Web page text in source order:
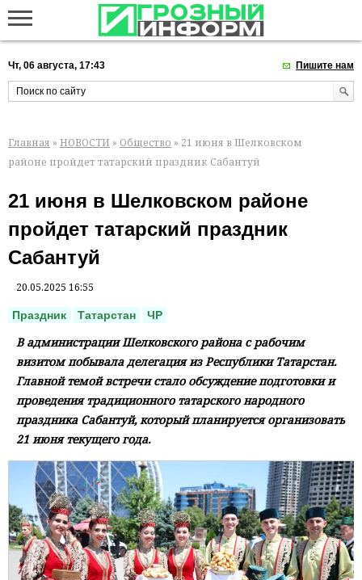
Чт, 06 августа, 17:43 Пишите нам
Главная » НОВОСТИ » Общество » 21 июня в Шелковском
районе пройдет татарский праздник Сабантуй
21 июня в Шелковском районе
пройдет татарский праздник
Сабантуй
20.05.2025 16:55
Праздник Татарстан ЧР
В администрации Шелковского района с рабочим
визитом побывала делегация из Республики Татарстан.
Главной темой встречи стало обсуждение подготовки и
проведения традиционного татарского народного
праздника Сабантуй, который планируется организовать
21 июня текущего года.